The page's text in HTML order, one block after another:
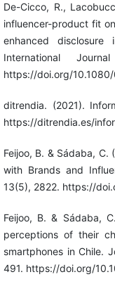
De-Cicco, R.,
influencer-product fit
enhanced disclosure
International
https://doi.org/
ditrendia. (2021).
https://ditrendia.es/
Feijoo, B. & Sádaba, C.
with Brands and
13(5), 2822. https://
Feijoo, B. & Sádaba,
perceptions of their
smartphones in Chile.
491. https://doi.org/